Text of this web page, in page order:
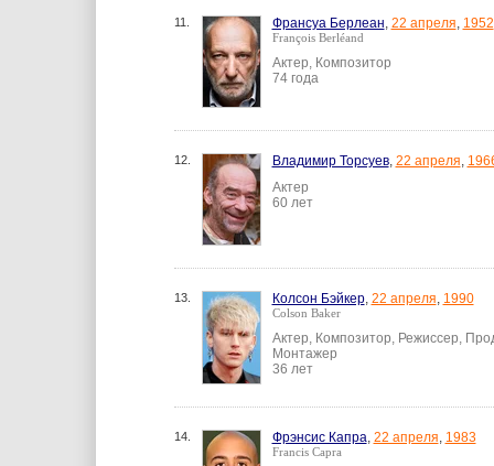
11. Франсуа Берлеан, 22 апреля, 1952
François Berléand
Актер, Композитор
74 года
12. Владимир Торсуев, 22 апреля,
Актер
60 лет
13. Колсон Бэйкер, 22 апреля, 1990
Colson Baker
Актер, Композитор, Режиссер,
Монтажер
36 лет
14. Фрэнсис Капра, 22 апреля, 1983
Francis Capra